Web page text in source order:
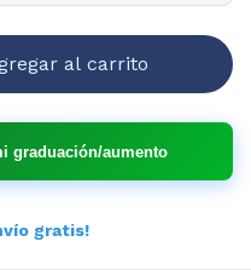
53mm
45mm
18mm
140mm
graduación/aumento
gratis!